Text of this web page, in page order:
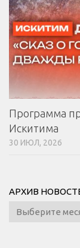
Программа
Искитима
30 ИЮЛ, 2026
АРХИВ
Архив
новостей